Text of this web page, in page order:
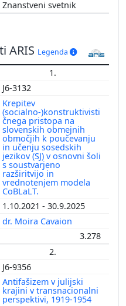
Znanstveni svetnik
ARIS Legenda
1.
J6-3132
Krepitev
(socialno-)konstruktivisti
čnega pristopa na
slovenskih obmejnih
območjih k poučevanju
in učenju sosedskih
jezikov (SJ) v osnovni šoli
s soustvarjeno
razširitvijo in
vrednotenjem modela
CoBLaLT.
1.10.2021 - 30.9.2025
dr. Moira Cavaion
3.278
2.
J6-9356
Antifašizem v julijski
krajini v transnacionalni
perspektivi, 1919-1954